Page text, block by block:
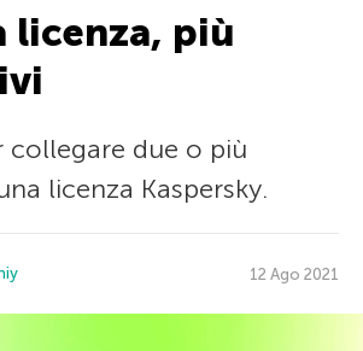
licenza, più
collegare due o più
licenza Kaspersky.
12 Ago 2021